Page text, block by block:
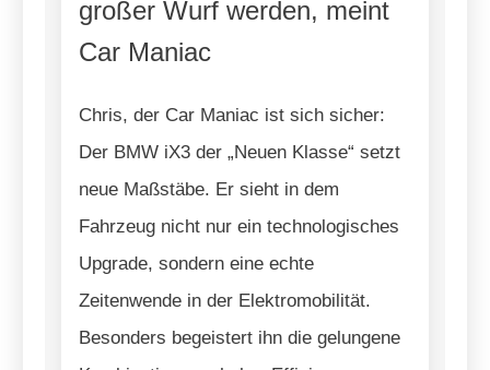
großer Wurf werden, meint
Car Maniac
Chris, der Car Maniac ist sich sicher:
Der BMW iX3 der „Neuen Klasse“ setzt
neue Maßstäbe. Er sieht in dem
Fahrzeug nicht nur ein technologisches
Upgrade, sondern eine echte
Zeitenwende in der Elektromobilität.
Besonders begeistert ihn die gelungene